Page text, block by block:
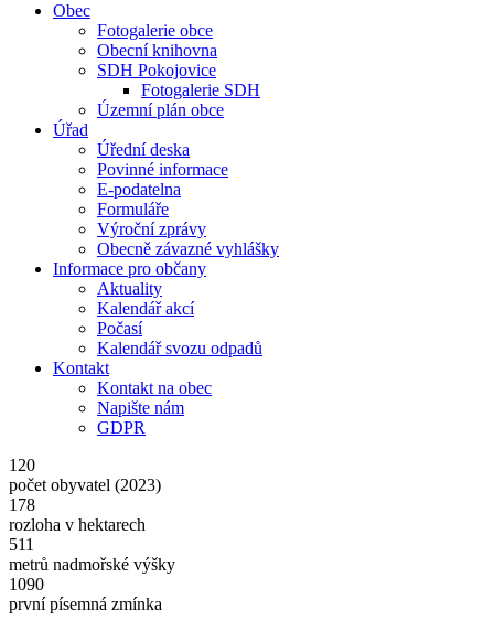
Obec
Fotogalerie obce
Obecní knihovna
SDH Pokojovice
Fotogalerie SDH
Územní plán obce
Úřad
Úřední deska
Povinné informace
E-podatelna
Formuláře
Výroční zprávy
Obecně závazné vyhlášky
Informace pro občany
Aktuality
Kalendář akcí
Počasí
Kalendář svozu odpadů
Kontakt
Kontakt na obec
Napište nám
GDPR
120
počet obyvatel (2023)
178
rozloha v hektarech
511
metrů nadmořské výšky
1090
první písemná zmínka